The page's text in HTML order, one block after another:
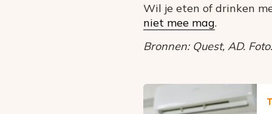
Wil je eten of drinken
niet mee mag.
Bronnen: Quest, AD.